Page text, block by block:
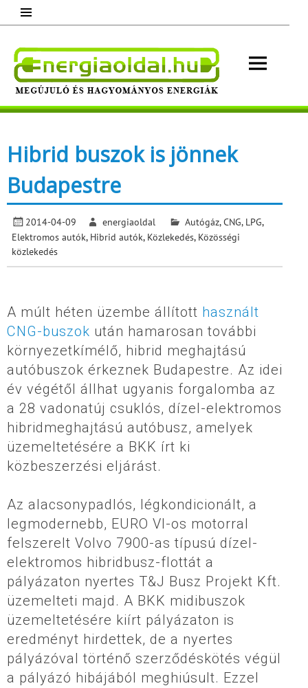
content
Megújuló és hagyományos energiák.
Hibrid buszok is jönnek
Budapestre
2014-04-09 energiaoldal Autógáz, CNG, LPG,
Elektromos autók, Hibrid autók, Közlekedés, Közösségi
közlekedés
A múlt héten üzembe állított használt
CNG-buszok után hamarosan további
környezetkímélő, hibrid meghajtású
autóbuszok érkeznek Budapestre. Az idei
év végétől állhat ugyanis forgalomba az
a 28 vadonatúj csuklós, dízel-elektromos
hibridmeghajtású autóbusz, amelyek
üzemeltetésére a BKK írt ki
közbeszerzési eljárást.
Az alacsonypadlós, légkondicionált, a
legmodernebb, EURO VI-os motorral
felszerelt Volvo 7900-as típusú dízel-
elektromos hibridbusz-flottát a
pályázaton nyertes T&J Busz Projekt Kft.
üzemelteti majd. A BKK midibuszok
üzemeltetésére kiírt pályázaton is
eredményt hirdettek, de a nyertes
pályázóval történő szerződéskötés végül
a pályázó hibájából meghiúsult. Ezzel